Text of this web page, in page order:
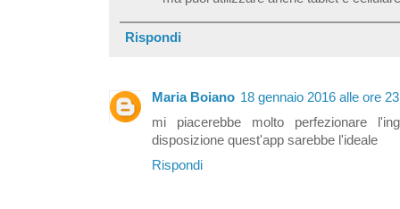
Rispondi
Maria Boiano 18 gennaio 2016 alle ore
mi piacerebbe molto perfezionare
disposizione quest'app sarebbe l'ideale
Rispondi